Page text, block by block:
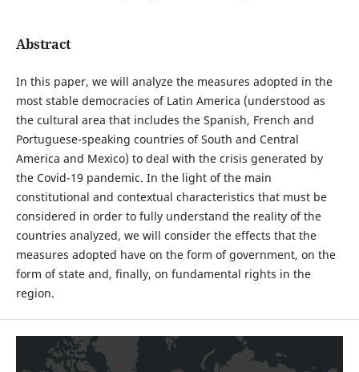
Abstract
In this paper, we will analyze the measures adopted in the
most stable democracies of Latin America (understood as
the cultural area that includes the Spanish, French and
Portuguese-speaking countries of South and Central
America and Mexico) to deal with the crisis generated by
the Covid-19 pandemic. In the light of the main
constitutional and contextual characteristics that must be
considered in order to fully understand the reality of the
countries analyzed, we will consider the effects that the
measures adopted have on the form of government, on the
form of state and, finally, on fundamental rights in the
region.